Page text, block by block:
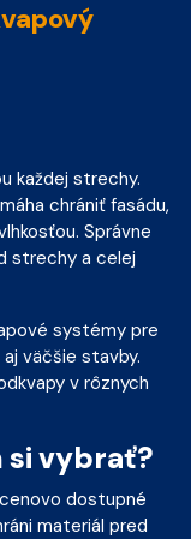
každej strechy.
chrániť fasádu,
Správne
strechy a celej
systémy pre
väčšie stavby.
v rôznych
si vybrať?
dostupné
materiál pred